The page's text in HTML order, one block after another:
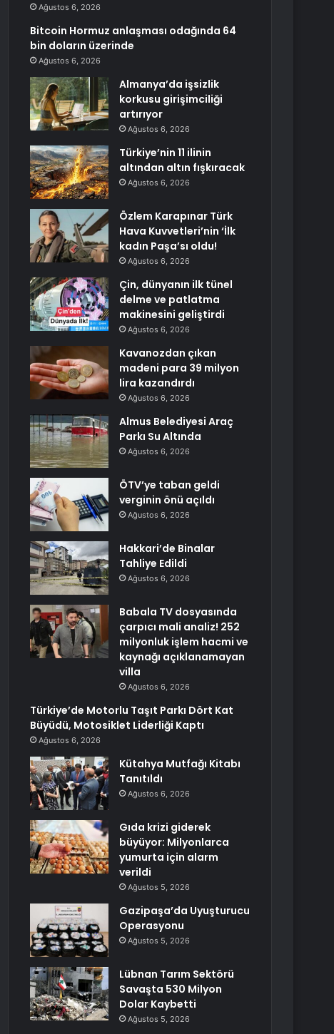
Ağustos 6, 2026
Bitcoin Hormuz anlaşması odağında 64
bin doların üzerinde
Ağustos 6, 2026
Almanya’da işsizlik
korkusu girişimciliği
artırıyor
Ağustos 6, 2026
Türkiye’nin 11 ilinin
altından altın fışkıracak
Ağustos 6, 2026
Özlem Karapınar Türk
Hava Kuvvetleri’nin ‘İlk
kadın Paşa’sı oldu!
Ağustos 6, 2026
Çin, dünyanın ilk tünel
delme ve patlatma
makinesini geliştirdi
Ağustos 6, 2026
Kavanozdan çıkan
madeni para 39 milyon
lira kazandırdı
Ağustos 6, 2026
Almus Belediyesi Araç
Parkı Su Altında
Ağustos 6, 2026
ÖTV’ye taban geldi
verginin önü açıldı
Ağustos 6, 2026
Hakkari’de Binalar
Tahliye Edildi
Ağustos 6, 2026
Babala TV dosyasında
çarpıcı mali analiz! 252
milyonluk işlem hacmi ve
kaynağı açıklanamayan
villa
Ağustos 6, 2026
Türkiye’de Motorlu Taşıt Parkı Dört Kat
Büyüdü, Motosiklet Liderliği Kaptı
Ağustos 6, 2026
Kütahya Mutfağı Kitabı
Tanıtıldı
Ağustos 6, 2026
Gıda krizi giderek
büyüyor: Milyonlarca
yumurta için alarm
verildi
Ağustos 5, 2026
Gazipaşa’da Uyuşturucu
Operasyonu
Ağustos 5, 2026
Lübnan Tarım Sektörü
Savaşta 530 Milyon
Dolar Kaybetti
Ağustos 5, 2026